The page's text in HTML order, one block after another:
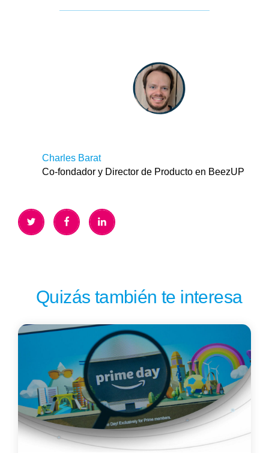
Charles Barat
Co-fondador y Director de Producto en BeezUP
Quizás también te interesa